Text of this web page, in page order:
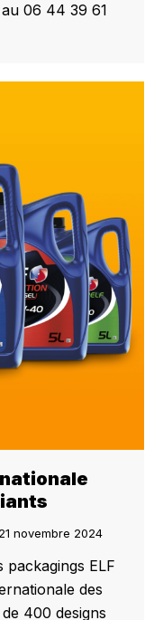
06 44 39 61
21 novembre 2024
packagings ELF
des
400 designs